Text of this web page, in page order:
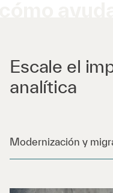
Escale el
analítica
Modernización y